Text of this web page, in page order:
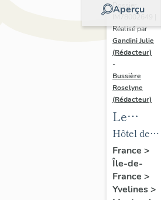
Aperçu
Dossier
IM78002649 |
Réalisé par
Gandini Julie
(Rédacteur)
-
Bussière
Roselyne
(Rédacteur)
Le
mobilier
de l'hôtel
de ville
Hôtel de
ville
France >
Île-de-
France >
Yvelines>